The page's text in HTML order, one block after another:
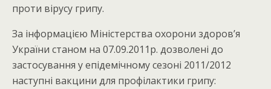
проти вірусу грипу.
За інформацією Міністерства охорони здоров’я
України станом на 07.09.2011р. дозволені до
застосування у епідемічному сезоні 2011/2012
наступні вакцини для профілактики грипу: